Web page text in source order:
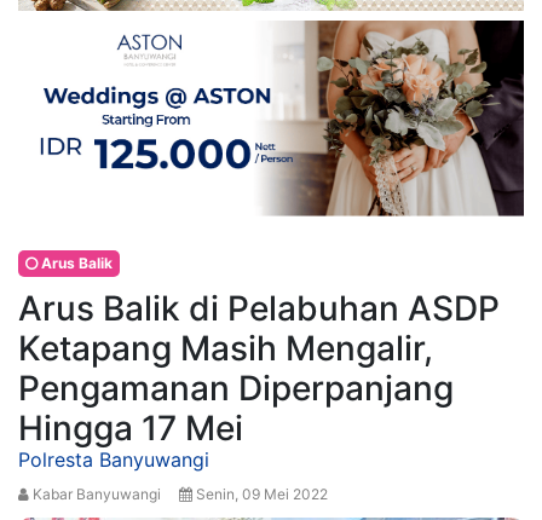
Arus Balik
Arus Balik di Pelabuhan ASDP
Ketapang Masih Mengalir,
Pengamanan Diperpanjang
Hingga 17 Mei
Polresta Banyuwangi
Kabar Banyuwangi Senin, 09 Mei 2022